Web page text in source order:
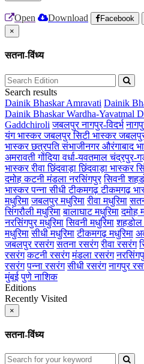
Open Download Facebook
×
सतना-विंध्य
Search results
Dainik Bhaskar Amravati Dainik
Dainik Bhaskar Wardha-Yavatmal
Gaddchiroli जबलपुरनागपुर-विदर्भ
यंग भास्करजबलपुर सिटी भास्करजबलपुर
भास्करछत्रपति संभाजीनगरऔरंगाबाद
अमरावतीगोंदियावर्धा-यवतमालचंद्रपुर-
भास्कररीवाछिंदवाड़ाछिंदवाड़ा भास्कर
दमोहकटनीमंडलानरसिंगपुर सिवनी
भास्करपन्नासीधीटीकमगढ़टीकमगढ़
मधुरिमा जबलपुर मधुरिमा रीवा मधुरिमा
सिंगरौली मधुरिमा बालाघाट मधुरिमा दमोह
नरसिंगपुर मधुरिमा सिवनी मधुरिमा शहडोल
मधुरिमा सीधी मधुरिमा टीकमगढ़ मधुरिमा
जबलपुर रसरंग सतना रसरंग रीवा रसरंग
रसरंग कटनी रसरंग मंडला रसरंग
रसरंग पन्ना रसरंग सीधी रसरंग नागपुर
मुंबई पुणेनाशिक
Editions
Recently Visited
×
सतना-विंध्य